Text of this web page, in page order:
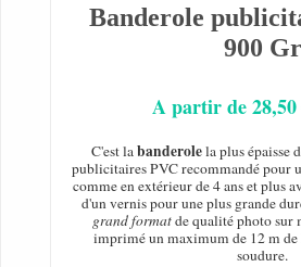
Banderole
900 Gr
A partir de
C'est labanderolela plus épaisse
publicitaires PVC recommandé pour
comme en extérieur de 4 ans et plus
d'un vernis pour une plus grande
grand formatde qualité photo sur
imprimé un maximum de 12 m de
soudure.